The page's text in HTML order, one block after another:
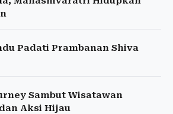
Padati Prambanan Shiva
Sambut Wisatawan
Aksi Hijau